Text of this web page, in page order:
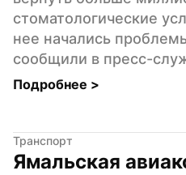
стоматологические
нее начались
сообщили в пресс-
Подробнее >
Транспорт
Ямальская